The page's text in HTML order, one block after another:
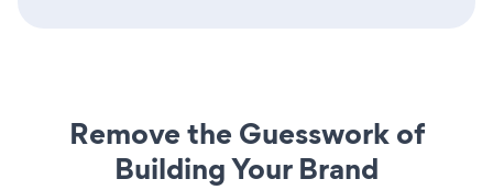
Remove the Guesswork of
Building Your Brand